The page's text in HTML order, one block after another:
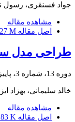
جواد فسنقری، رسول
مشاهده مقاله
اصل مقاله M
طراحی مدل
دوره 13، شماره 3، پاییز 1400، صفحه
خالد سلیمانی،
مشاهده مقاله
اصل مقاله K